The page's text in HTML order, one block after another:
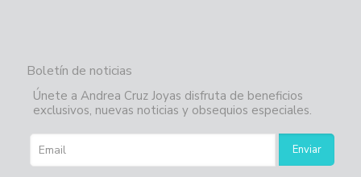
Boletín de noticias
Únete a Andrea Cruz Joyas disfruta de beneficios
exclusivos, nuevas noticias y obsequios especiales.